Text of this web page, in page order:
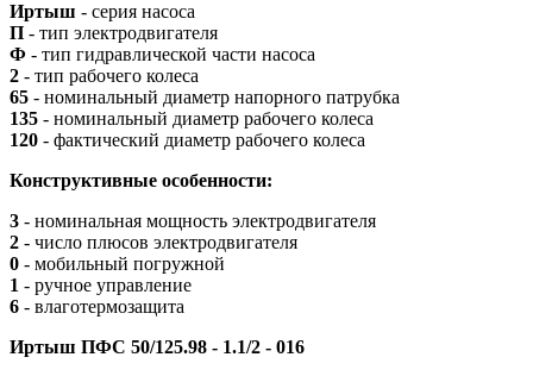
Иртыш - серия насоса
П - тип электродвигателя
Ф - тип гидравлической части насоса
2 - тип рабочего колеса
65 - номинальный диаметр напорного патрубка
135 - номинальный диаметр рабочего колеса
120 - фактический диаметр рабочего колеса
Конструктивные особенности:
3 - номинальная мощность электродвигателя
2 - число плюсов электродвигателя
0 - мобильный погружной
1 - ручное управление
6 - влаготермозащита
Иртыш ПФС 50/125.98 - 1.1/2 - 016